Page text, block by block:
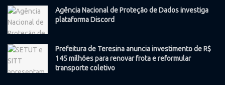
Agência Nacional de Proteção de Dados investiga
plataforma Discord
Prefeitura de Teresina anuncia investimento de R$
145 milhões para renovar frota e reformular
transporte coletivo